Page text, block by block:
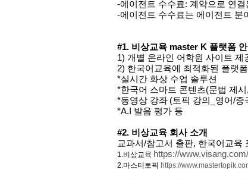
-에이전트 수수료: 계약으로 연결
-에이전트 수수료는 에이전트 분
#1. 비상교육 master K 플랫폼
1) 개별 온라인 어학원 사이트 제
2) 한국어교육에 최적화된 플랫폼
*실시간 화상 수업 솔루션
*한국어 스마트 콘텐츠(문법 제시,
*동영상 강좌 (토픽 강의 영어/중
*A.I 발음 평가 등
#2. 비상교육 회사 소개
교과서/참고서 출판, 한국어교육
1.비상교육 https://www.visang.com/
2.마스터토픽 https://